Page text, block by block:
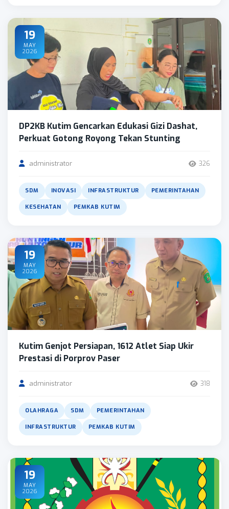
19
MAY
2026
DP2KB Kutim Gencarkan Edukasi Gizi Dashat,
Perkuat Gotong Royong Tekan Stunting
administrator 326
SDM INOVASI INFRASTRUKTUR PEMERINTAHAN
KESEHATAN PEMKAB KUTIM
19
MAY
2026
Kutim Genjot Persiapan, 1612 Atlet Siap Ukir
Prestasi di Porprov Paser
administrator 318
OLAHRAGA SDM PEMERINTAHAN
INFRASTRUKTUR PEMKAB KUTIM
19
MAY
2026